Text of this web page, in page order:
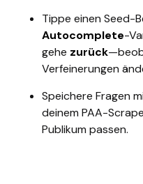
Tippe einen Seed-
Autocomplete-
gehe zurück
Verfeinerungen
Speichere Fragen
deinem PAA-
Publikum passen.